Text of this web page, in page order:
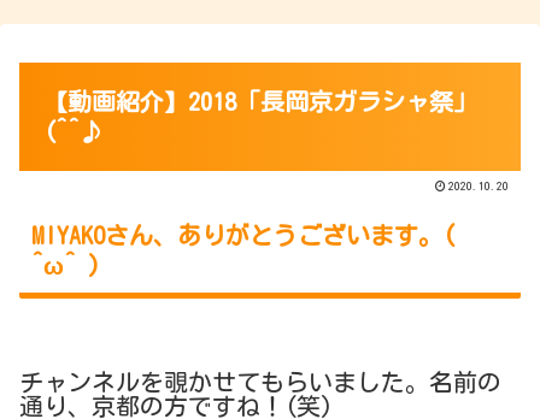
【動画紹介】2018「長岡京ガラシャ祭」
(^^♪
2020.10.20
MIYAKOさん、ありがとうございます。(
^ω^ )
チャンネルを覗かせてもらいました。名前の
通り、京都の方ですね！(笑)